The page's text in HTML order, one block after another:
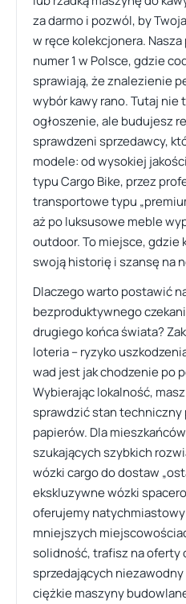
za darmo i pozwól, by
w ręce kolekcjonera.
numer 1 w Polsce, gdzie
sprawiają, że znalezienie
wybór kawy rano. Tutaj nie
ogłoszenie, ale budujesz
sprawdzeni sprzedawcy,
modele: od wysokiej
typu Cargo Bike, przez
transportowe typu
aż po luksusowe meble
outdoor. To miejsce, gdzie
swoją historię i szansę na
Dlaczego warto postawić
bezproduktywnego
drugiego końca świata?
loteria – ryzyko
wad jest jak chodzenie po
Wybierając lokalność,
sprawdzić stan techniczny
papierów. Dla
szukających szybkich
wózki cargo do dostaw
ekskluzywne wózki
oferujemy
mniejszych
solidność, trafisz na oferty
sprzedających
ciężkie maszyny